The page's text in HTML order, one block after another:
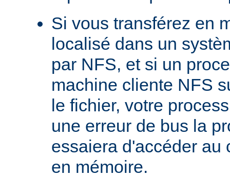
Si vous transférez en
localisé dans un
par NFS, et si un
machine cliente NFS
le fichier, votre
une erreur de bus la
essaiera d'accéder au
en mémoire.